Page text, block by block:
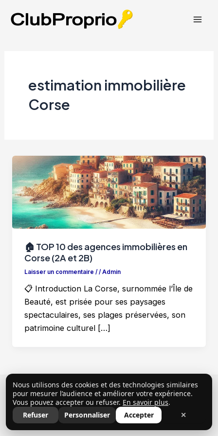
estimation immobilière
Corse
🏠 TOP 10 des agences immobilières en
Corse (2A et 2B)
Laisser un commentaire / / Admin
📋 Introduction La Corse, surnommée l’Île de
Beauté, est prisée pour ses paysages
spectaculaires, ses plages préservées, son
patrimoine culturel […]
Copyright © 2026 ClubProprio |Politique de
confidentialité|Conditions Générales d’Utilisation
Mentions légales
Nous utilisons des cookies et des technologies similaires
pour mesurer l’audience et améliorer votre expérience.
Vous pouvez accepter ou refuser. En savoir plus.
Refuser
Personnaliser Accepter ✕